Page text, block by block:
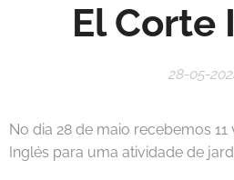
El Corte
28-05-
No dia 28 de maio recebemos
Inglés para uma atividade de